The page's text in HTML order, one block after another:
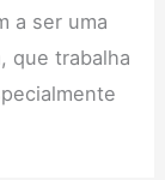
a ser uma
que trabalha